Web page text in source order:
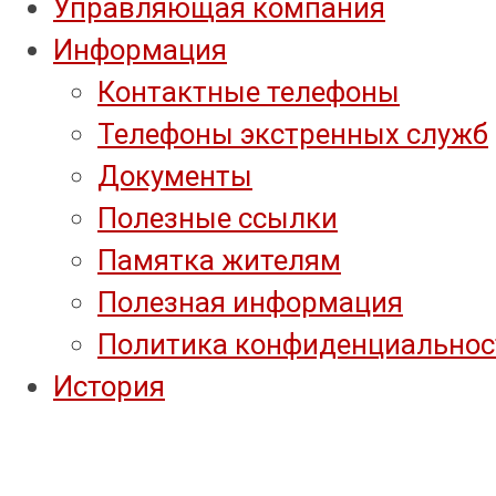
Управляющая компания
Информация
Контактные телефоны
Телефоны экстренных служб
Документы
Полезные ссылки
Памятка жителям
Полезная информация
Политика
История